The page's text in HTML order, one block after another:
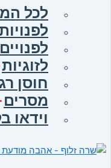
לכל
לפנויות
לפנויים
לזוגיות
חוסן
מסרים
וידאו